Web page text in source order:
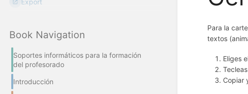
Export
Book Navigation
Soportes informáticos para la formación
del profesorado
Introducción
Para la
textos
Eliges
Copiar